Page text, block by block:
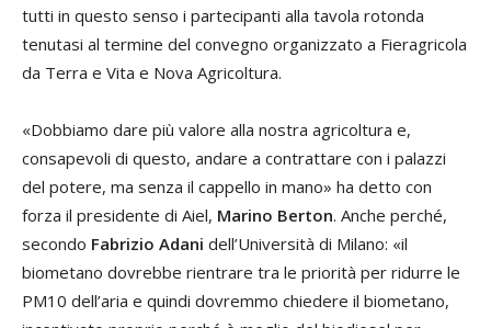
tutti in questo senso i partecipanti alla tavola rotonda
tenutasi al termine del convegno organizzato a Fieragricola
da Terra e Vita e Nova Agricoltura.
«Dobbiamo dare più valore alla nostra agricoltura e,
consapevoli di questo, andare a contrattare con i palazzi
del potere, ma senza il cappello in mano» ha detto con
forza il presidente di Aiel, Marino Berton. Anche perché,
secondo Fabrizio Adani dell’Università di Milano: «il
biometano dovrebbe rientrare tra le priorità per ridurre le
PM10 dell’aria e quindi dovremmo chiedere il biometano,